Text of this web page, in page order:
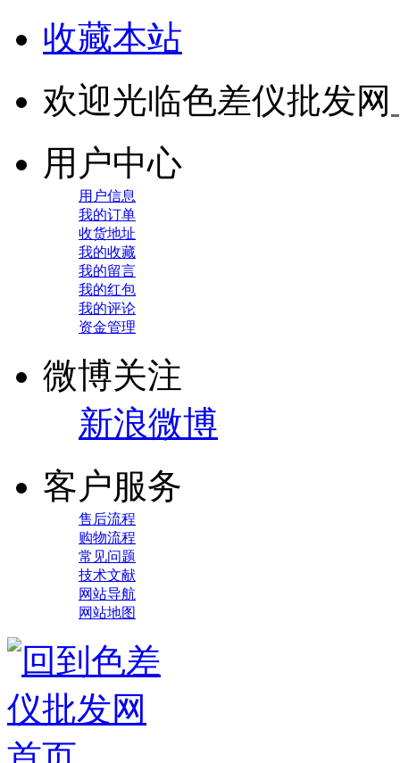
收藏本站
欢迎光临色差仪批发网
用户中心
用户信息
我的订单
收货地址
我的收藏
我的留言
我的红包
我的评论
资金管理
微博关注
新浪微博
客户服务
售后流程
购物流程
常见问题
技术文献
网站导航
网站地图